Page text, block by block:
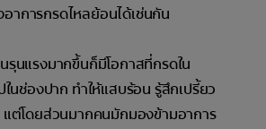
การกรดไหลย้อนได้เช่นกัน
รุนแรงมากขึ้นก็มีโอกาสที่กรดใน
ในช่องปาก ทำให้แสบร้อน รู้สึกเปรี้ยว
แต่โดยส่วนมากคนมักมองข้ามอาการ